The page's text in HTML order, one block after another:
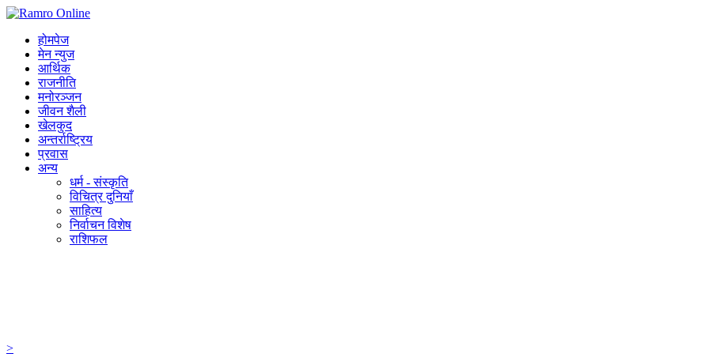
होमपेज
मेन न्युज
आर्थिक
राजनीति
मनोरञ्जन
जीवन शैली
खेलकुद
अन्तर्राष्ट्रिय
प्रवास
अन्य
धर्म - संस्कृति
विचित्र दुनियाँ
साहित्य
निर्वाचन विशेष
राशिफल
>